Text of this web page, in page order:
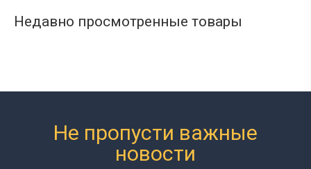
Недавно просмотренные товары
Не пропусти важные
новости